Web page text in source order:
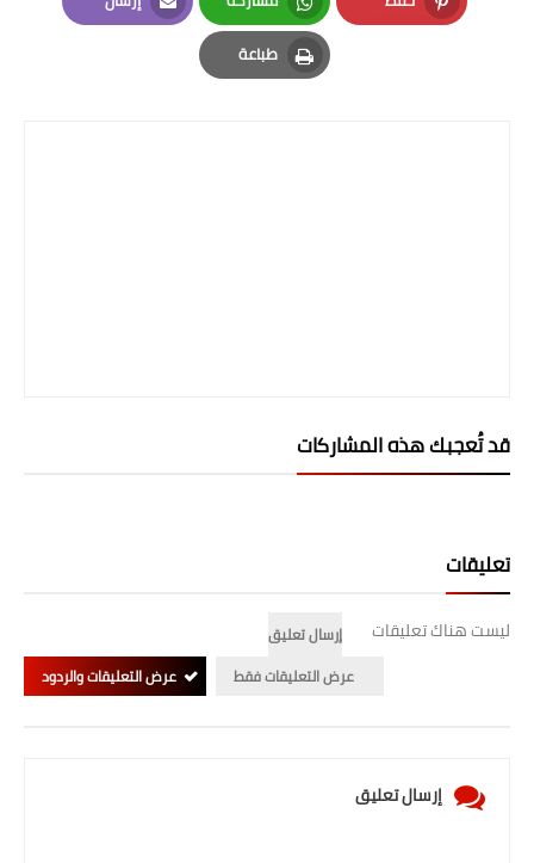
المرحلة الابتدائية
المرحلة المتوسطة
Pinterest
Whatsapp
Email
طباعة
Print
قد تُعجبك هذه المشاركات
تعليقات
ليست هناك تعليقات
إرسال تعليق
عرض التعليقات فقط
عرض التعليقات والردود
إرسال تعليق